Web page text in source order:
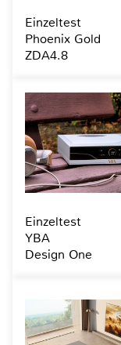
Einzeltest
Phoenix Gold
ZDA4.8
Einzeltest
YBA
Design One